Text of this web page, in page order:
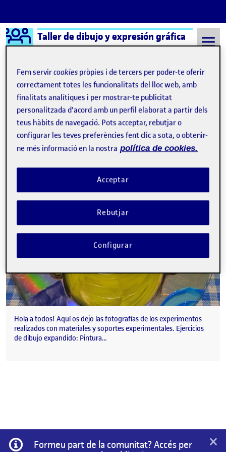
Saltar al contingut
Logo Ágora
Taller de dibujo y expresión gráfica
Semestre 20211 - Aula 1 13 Gener, 2022
13 Gener, 2022
Entrega parcial 2
Publicat per
Nadia Pérez Guerra
Data de publicació
-comentariel Entrega parcial 2
Hola a todos! Aquí os dejo las fotografías de los experimentos
realizados con materiales y soportes experimentales. Ejercicios
de dibujo expandido: Pintura…
Informació
Formeu part de la comunitat? Accés per
×
Fem servircookies pròpies i de tercers per poder-te oferir
correctament totes les funcionalitats del lloc web, amb
finalitats analítiques i per mostrar-te publicitat
personalitzada d'acord amb un perfil elaborat a partir dels
teus hàbits de navegació. Pots acceptar, rebutjar o
configurar les teves preferències fent clic a sota, o obtenir-
ne més informació en la nostra política de cookies.
Rebutjar
Acceptar
Configurar